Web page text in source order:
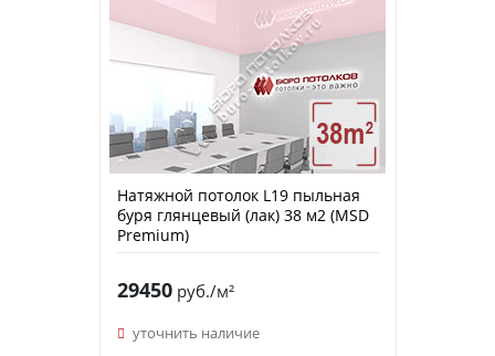
Натяжной потолок L19 пыльная
буря глянцевый (лак) 38 м2 (MSD
Premium)
29450руб./м²
уточнить наличие